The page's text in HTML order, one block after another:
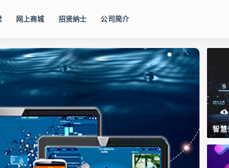
网上商城 招贤纳士 公司简介
智慧